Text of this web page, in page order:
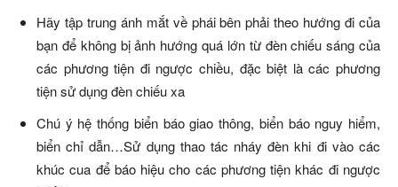
Hãy tập trung ánh mắt về phái bên phải theo hướng đi của
bạn để không bị ảnh hướng quá lớn từ đèn chiếu sáng của
các phương tiện đi ngược chiều, đặc biệt là các phương
tiện sử dụng đèn chiếu xa
Chú ý hệ thống biển báo giao thông, biển báo nguy hiểm,
biển chỉ dẫn…Sử dụng thao tác nháy đèn khi đi vào các
khúc cua để báo hiệu cho các phương tiện khác đi ngược